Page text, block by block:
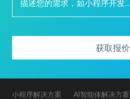
获取报价
小程序解决方案 AI智能体解决方案